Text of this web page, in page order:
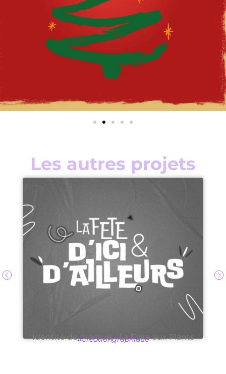
Les autres projets
Identité de marque - La Foire aux Plants
#créationgraphique